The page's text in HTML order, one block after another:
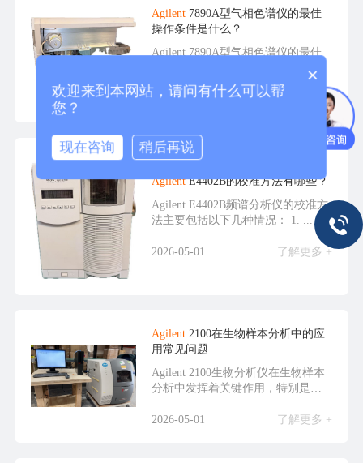
Agilent7890A型气相色谱仪的最佳
操作条件是什么？
Agilent 7890A型气相色谱仪的最佳
求进行...
2026-05-01
了解更多 +
AgilentE4402B的校准方法有哪些？
Agilent E4402B频谱分析仪的校准方
法主要包括以下几种情况： 1. ...
2026-05-01 了解更多 +
Agilent2100在生物样本分析中的应
用常见问题
Agilent 2100生物分析仪在生物样本
分析中发挥着关键作用，特别是在
2026-05-01
了解更多 +
×
欢迎来到本网站，请问有什么可以帮
您？
现在咨询 稍后再说